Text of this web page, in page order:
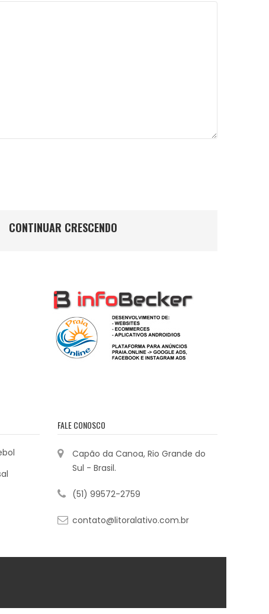
CONTINUAR CRESCENDO
FALE CONOSCO
Capão da Canoa, Rio Grande do
Sul - Brasil.
(51) 99572-2759
contato@litoralativo.com.br